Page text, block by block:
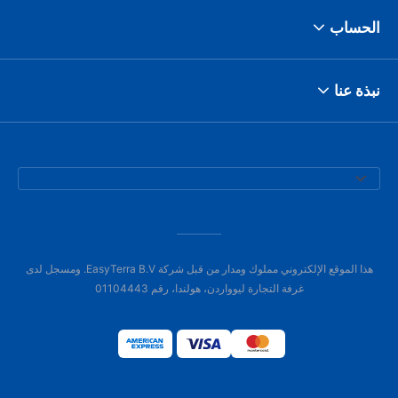
الحساب
نبذة عنا
هذا الموقع الإلكتروني مملوك ومدار من قبل شركة EasyTerra B.V. ومسجل لدى
غرفة التجارة ليوواردن، هولندا، رقم 01104443